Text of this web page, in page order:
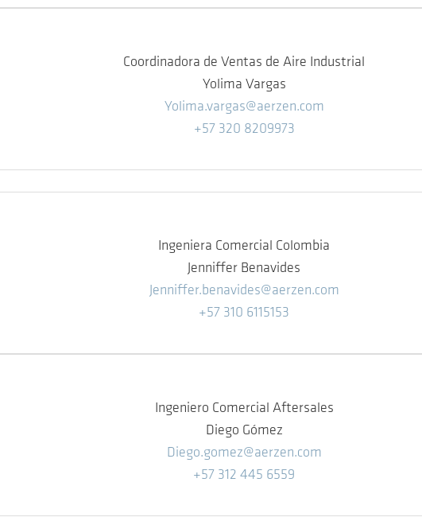
Coordinadora de Ventas de Aire Industrial
Yolima Vargas
Yolima.vargas@aerzen.com
+57 320 8209973
Ingeniera Comercial Colombia
Jenniffer Benavides
Jenniffer.benavides@aerzen.com
+57 310 6115153
Ingeniero Comercial Aftersales
Diego Gómez
Diego.gomez@aerzen.com
+57 312 445 6559